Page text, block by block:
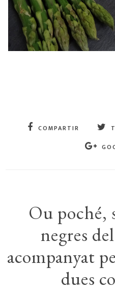
COMPARTIR
Ou poché,
negres
acompanyat
dues